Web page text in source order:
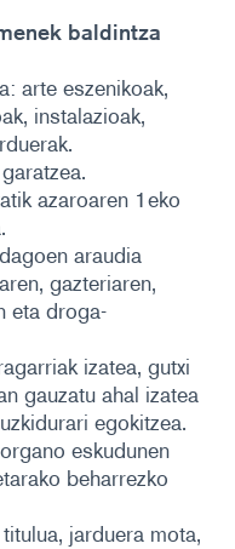
baldintza
arte eszenikoak,
instalazioak,
azaroaren 1eko
araudia
gazteriaren,
eta droga-
izatea, gutxi
gauzatu ahal izatea
egokitzea.
eskudunen
beharrezko
jarduera mota,